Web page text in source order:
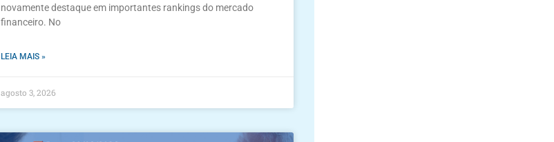
novamente destaque em importantes rankings do mercado
financeiro. No
LEIA MAIS »
agosto 3, 2026